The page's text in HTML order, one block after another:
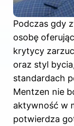
Podczas gdy
osobę
krytycy
oraz styl
standardach
Mentzen nie
aktywność w
potwierdza